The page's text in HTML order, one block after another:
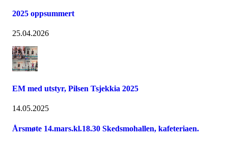
2025 oppsummert
25.04.2026
EM med utstyr, Pilsen Tsjekkia 2025
14.05.2025
Årsmøte 14.mars.kl.18.30 Skedsmohallen, kafeteriaen.